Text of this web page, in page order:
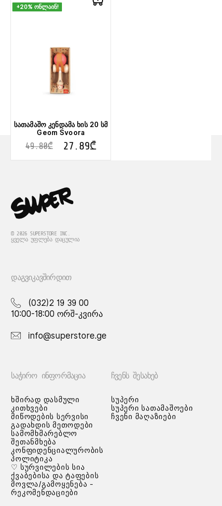
+20% ონლაინ!
სათამაშო კენდამა ხის 20 სმ
Geom Svoora
49.80₾ 27.89₾
© 2026 SUPERSTORE INC.
ᲧᲕᲔᲚᲐ ᲣᲤᲚᲔᲑᲐ ᲓᲐᲪᲣᲚᲘᲐ
ᲓᲐᲒᲕᲘᲙᲐᲕᲨᲘᲠᲓᲘᲗ
(032)2 19 39 00
10:00-18:00 ორშ-კვირა
info@superstore.ge
ᲡᲐᲭᲘᲠᲝ ᲘᲜᲤᲝᲠᲛᲐᲪᲘᲐ
ხშირად დასმული
კითხვები
მიწოდების სერვისი
გადახდის მეთოდები
სამომხმარებლო
შეთანმხება
კონფიდენციალურობის
პოლიტიკა
♡ სურვილების სია
ქვაბებისა და ტაფების
მოვლა/გამოყენება -
რეკომენდაციები
ᲩᲕᲔᲜᲡ ᲨᲔᲡᲐᲮᲔᲑ
სუპერი
სუპერი სათამაშოები
ჩვენი მაღაზიები